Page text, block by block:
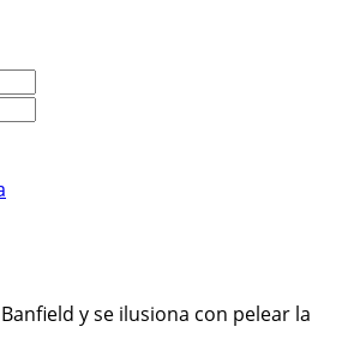
y se ilusiona con pelear la